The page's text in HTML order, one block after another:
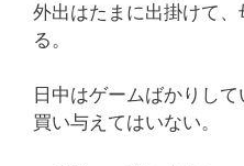
外出はたまに出掛けて
る。
日中はゲームばかりし
買い与えてはいない。